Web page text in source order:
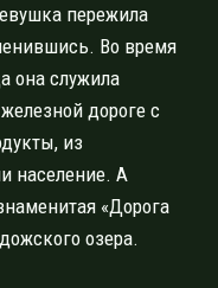
пережила
Во время
она служила
дороге с
из
население. А
«Дорога
озера.